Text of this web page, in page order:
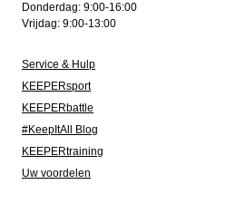
Donderdag: 9:00-16:00
Vrijdag: 9:00-13:00
Service & Hulp
KEEPERsport
KEEPERbattle
#KeepItAll Blog
KEEPERtraining
Uw voordelen